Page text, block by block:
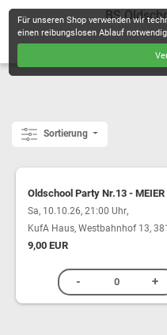
BS
Sortierung
Oldschool Party Nr.13 -
Sa, 10.10.26, 21:00 Uhr,
KufA Haus, Westbahnhof 13,
9,00 EUR
Für unseren Shop verwenden wir
einen reibungslosen Ablauf